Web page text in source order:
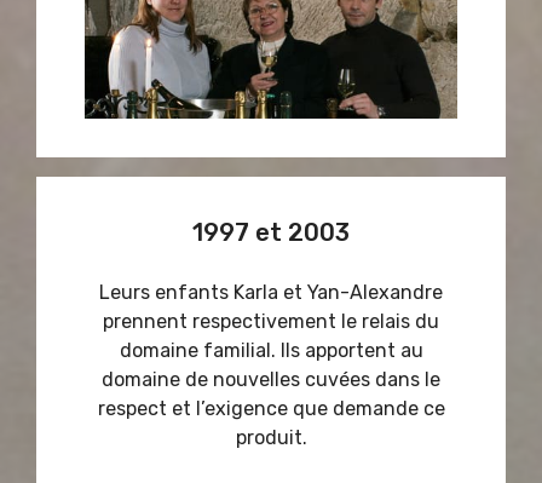
1997 et 2003
Leurs enfants Karla et Yan-Alexandre
prennent respectivement le relais du
domaine familial. Ils apportent au
domaine de nouvelles cuvées dans le
respect et l’exigence que demande ce
produit.